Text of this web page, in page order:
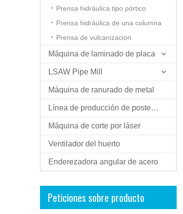
Prensa hidráulica tipo pórtico
Prensa hidráulica de una columna
Prensa de vulcanización
Máquina de laminado de placa
LSAW Pipe Mill
Máquina de ranurado de metal
Línea de producción de postes ligeros
Máquina de corte por láser
Ventilador del huerto
Enderezadora angular de acero
Peticiones sobre producto